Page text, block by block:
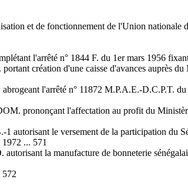
et de fonctionnement de l'Union nationale
l'arrêté n° 1844 F. du 1er mars 1956
création d'une caisse d'avances auprès
l'arrêté n° 11872 M.P.A.E.-D.C.P.T.
prononçant l'affectation au profit du
autorisant le versement de la participation du
... 571
la manufacture de bonneterie
572